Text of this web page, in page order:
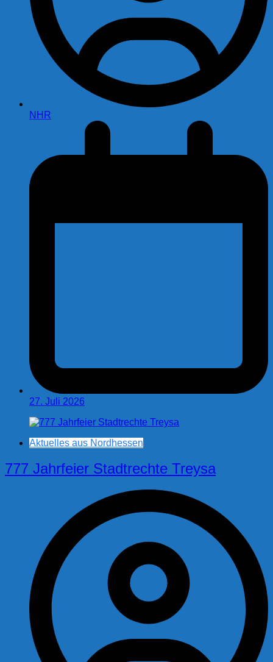
NHR
27. Juli 2026
Aktuelles aus Nordhessen
777 Jahrfeier Stadtrechte Treysa